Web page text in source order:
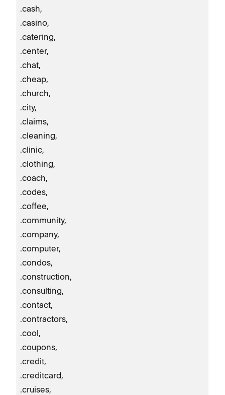
.cash,
.casino,
.catering,
.center,
.chat,
.cheap,
.church,
.city,
.claims,
.cleaning,
.clinic,
.clothing,
.coach,
.codes,
.coffee,
.community,
.company,
.computer,
.condos,
.construction,
.consulting,
.contact,
.contractors,
.cool,
.coupons,
.credit,
.creditcard,
.cruises,